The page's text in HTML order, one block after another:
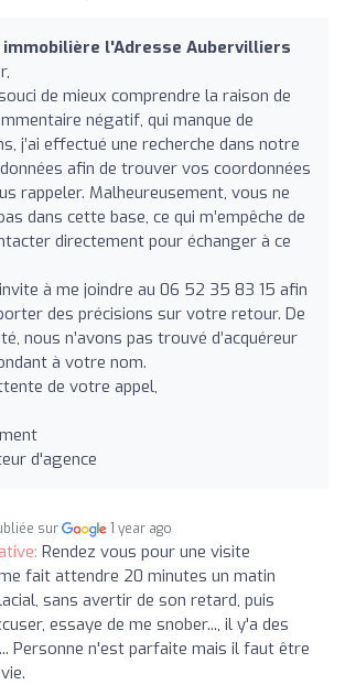
immobilière l'Adresse Aubervilliers
de mieux comprendre la raison de
négatif, qui manque de
j’ai effectué une recherche dans notre
afin de trouver vos coordonnées
rappeler. Malheureusement, vous ne
dans cette base, ce qui m’empêche de
directement pour échanger à ce
à me joindre au 06 52 35 83 15 afin
des précisions sur votre retour. De
nous n’avons pas trouvé d’acquéreur
à votre nom.
de votre appel,
d'agence
sur 1 year ago
Rendez vous pour une visite
fait attendre 20 minutes un matin
sans avertir de son retard, puis
essaye de me snober..., il y'a des
Personne n'est parfaite mais il faut être